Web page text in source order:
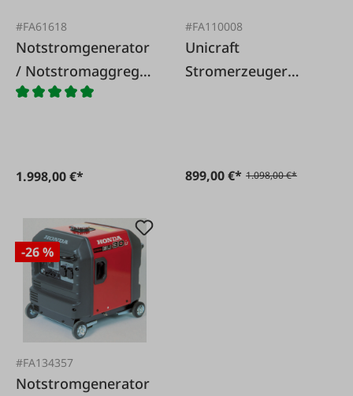
#FA61618
Notstromgenerator
/ Notstromaggregat
ES 8000 THI
1.998,00 €*
#FA110008
Unicraft
Stromerzeuger
899,00 €* 1.098,00 €*
-26 %
#FA134357
Notstromgenerator